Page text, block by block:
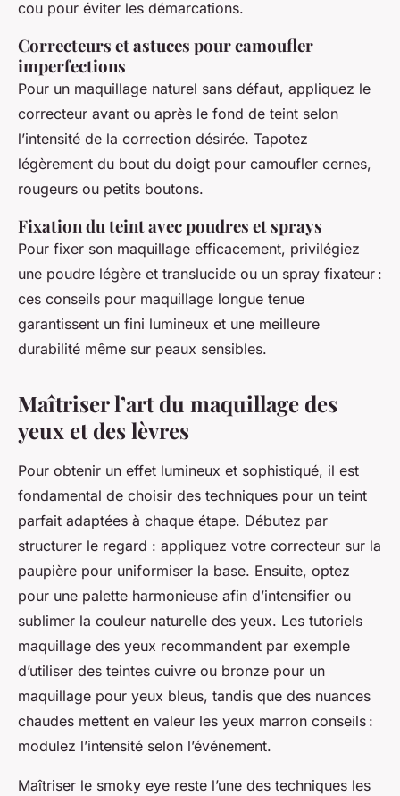
cou pour éviter les démarcations.
Correcteurs et astuces pour camoufler
imperfections
Pour un maquillage naturel sans défaut, appliquez le
correcteur avant ou après le fond de teint selon
l’intensité de la correction désirée. Tapotez
légèrement du bout du doigt pour camoufler cernes,
rougeurs ou petits boutons.
Fixation du teint avec poudres et sprays
Pour fixer son maquillage efficacement, privilégiez
une poudre légère et translucide ou un spray fixateur :
ces conseils pour maquillage longue tenue
garantissent un fini lumineux et une meilleure
durabilité même sur peaux sensibles.
Maîtriser l’art du maquillage des
yeux et des lèvres
Pour obtenir un effet lumineux et sophistiqué, il est
fondamental de choisir des techniques pour un teint
parfait adaptées à chaque étape. Débutez par
structurer le regard : appliquez votre correcteur sur la
paupière pour uniformiser la base. Ensuite, optez
pour une palette harmonieuse afin d’intensifier ou
sublimer la couleur naturelle des yeux. Les tutoriels
maquillage des yeux recommandent par exemple
d’utiliser des teintes cuivre ou bronze pour un
maquillage pour yeux bleus, tandis que des nuances
chaudes mettent en valeur les yeux marron conseils :
modulez l’intensité selon l’événement.
Maîtriser le smoky eye reste l’une des techniques les